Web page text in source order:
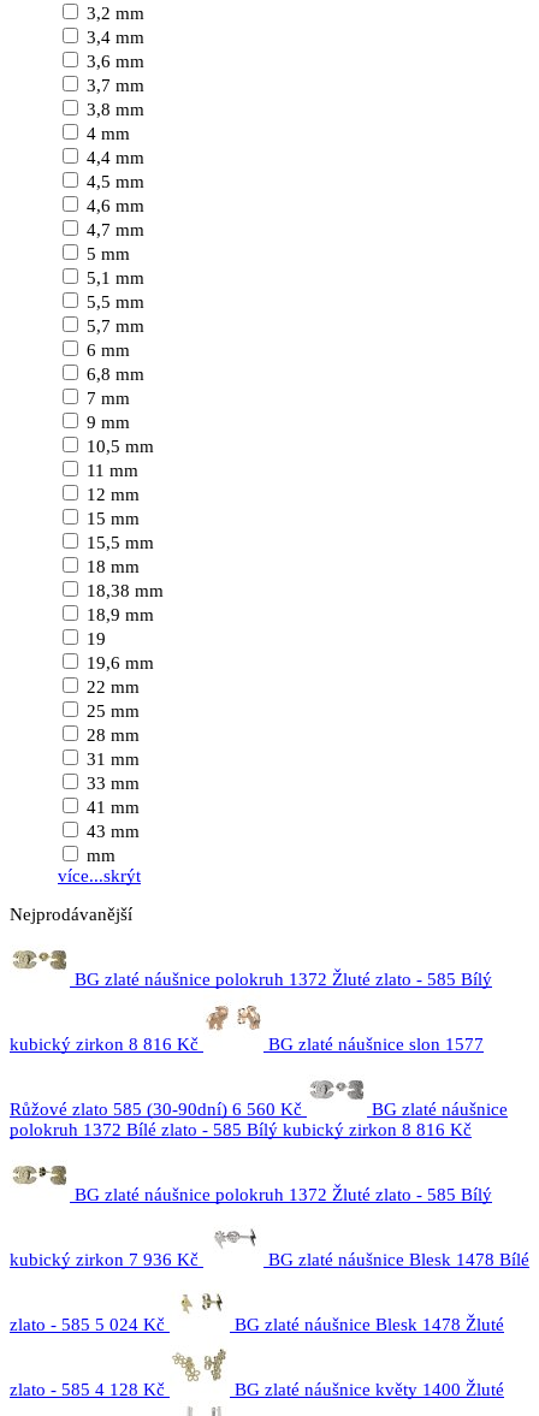
3,2 mm
3,4 mm
3,6 mm
3,7 mm
3,8 mm
4 mm
4,4 mm
4,5 mm
4,6 mm
4,7 mm
5 mm
5,1 mm
5,5 mm
5,7 mm
6 mm
6,8 mm
7 mm
9 mm
10,5 mm
11 mm
12 mm
15 mm
15,5 mm
18 mm
18,38 mm
18,9 mm
19
19,6 mm
22 mm
25 mm
28 mm
31 mm
33 mm
41 mm
43 mm
mm
více...skrýt
Nejprodávanější
BG zlaté náušnice polokruh 1372 Žluté zlato - 585 Bílý
kubický zirkon 8 816 Kč BG zlaté náušnice slon 1577
Růžové zlato 585 (30-90dní) 6 560 Kč
BG zlaté náušnice
polokruh 1372 Bílé zlato - 585 Bílý kubický zirkon 8 816 Kč
BG zlaté náušnice polokruh 1372 Žluté zlato - 585 Bílý
kubický zirkon 7 936 Kč BG zlaté náušnice Blesk 1478 Bílé
zlato - 585 5 024 Kč BG zlaté náušnice Blesk 1478 Žluté
zlato - 585 4 128 Kč BG zlaté náušnice květy 1400 Žluté